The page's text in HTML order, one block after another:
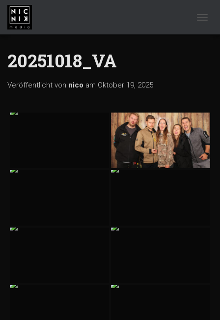
20251018_VA
Veröffentlicht von nico am Oktober 19, 2025